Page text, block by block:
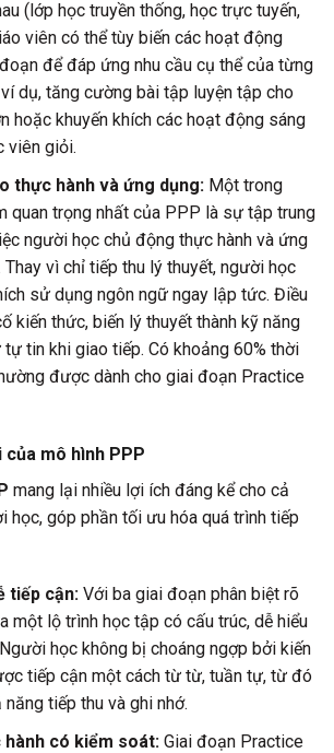
(lớp học truyền thống, học trực tuyến,
viên có thể tùy biến các hoạt động
để đáp ứng nhu cầu cụ thể của từng
dụ, tăng cường bài tập luyện tập cho
hoặc khuyến khích các hoạt động sáng
viên giỏi.
thực hành và ứng dụng:Một trong
quan trọng nhất của PPP là sự tập trung
người học chủ động thực hành và ứng
vì chỉ tiếp thu lý thuyết, người học
sử dụng ngôn ngữ ngay lập tức. Điều
kiến thức, biến lý thuyết thành kỹ năng
tin khi giao tiếp. Có khoảng 60% thời
được dành cho giai đoạn Practice
mô hình PPP
mang lại nhiều lợi ích đáng kể cho cả
học, góp phần tối ưu hóa quá trình tiếp
tiếp cận:Với ba giai đoạn phân biệt rõ
một lộ trình học tập có cấu trúc, dễ hiểu
học không bị choáng ngợp bởi kiến
tiếp cận một cách từ từ, tuần tự, từ đó
tiếp thu và ghi nhớ.
có kiểm soát:Giai đoạn Practice